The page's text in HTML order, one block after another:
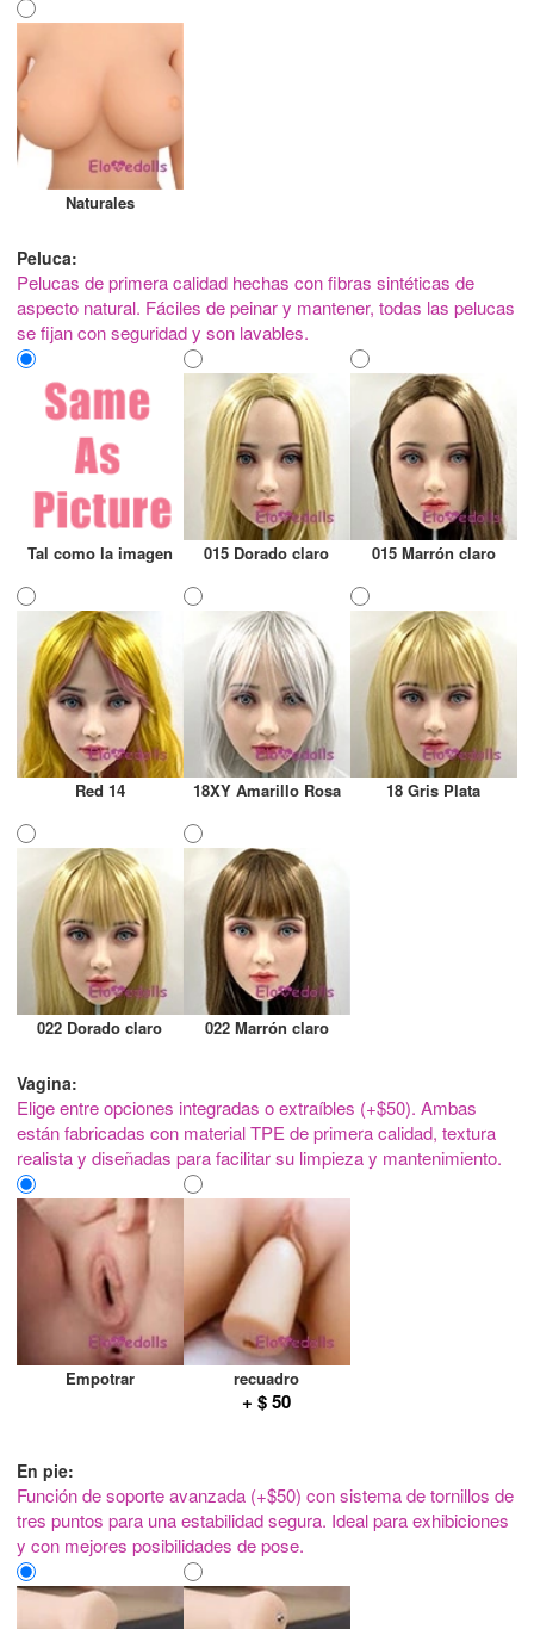
Naturales
Peluca:
Pelucas de primera calidad hechas con fibras sintéticas de
aspecto natural. Fáciles de peinar y mantener, todas las pelucas
se fijan con seguridad y son lavables.
Tal como la imagen 015 Dorado claro 015 Marrón claro
Red 14 18XY Amarillo Rosa 18 Gris Plata
022 Dorado claro 022 Marrón claro
Vagina:
Elige entre opciones integradas o extraíbles (+$50). Ambas
están fabricadas con material TPE de primera calidad, textura
realista y diseñadas para facilitar su limpieza y mantenimiento.
Empotrar recuadro
+ $ 50
En pie:
Función de soporte avanzada (+$50) con sistema de tornillos de
tres puntos para una estabilidad segura. Ideal para exhibiciones
y con mejores posibilidades de pose.